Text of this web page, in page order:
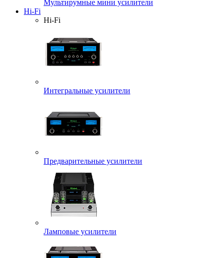
Мультирумные мини усилители
Hi-Fi
Hi-Fi
Интегральные усилители
Предварительные усилители
Ламповые усилители